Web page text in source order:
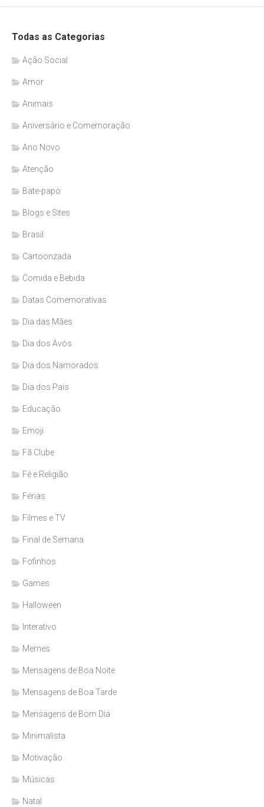
Todas as Categorias
Ação Social
Amor
Animais
Aniversário e Comemoração
Ano Novo
Atenção
Bate-papo
Blogs e Sites
Brasil
Cartoonzada
Comida e Bebida
Datas Comemorativas
Dia das Mães
Dia dos Avós
Dia dos Namorados
Dia dos Pais
Educação
Emoji
Fã Clube
Fé e Religião
Férias
Filmes e TV
Final de Semana
Fofinhos
Games
Halloween
Interativo
Memes
Mensagens de Boa Noite
Mensagens de Boa Tarde
Mensagens de Bom Dia
Minimalista
Motivação
Músicas
Natal